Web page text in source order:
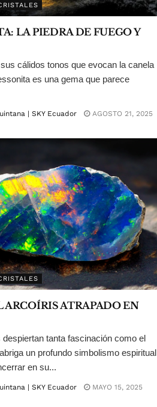
LA PIEDRA DE FUEGO Y
cálidos tonos que evocan la canela
es una gema que parece
| SKY Ecuador AGOSTO 21, 2025
ARCOÍRIS ATRAPADO EN
tanta fascinación como el
un profundo simbolismo espiritual
en su...
| SKY Ecuador MAYO 15, 2025